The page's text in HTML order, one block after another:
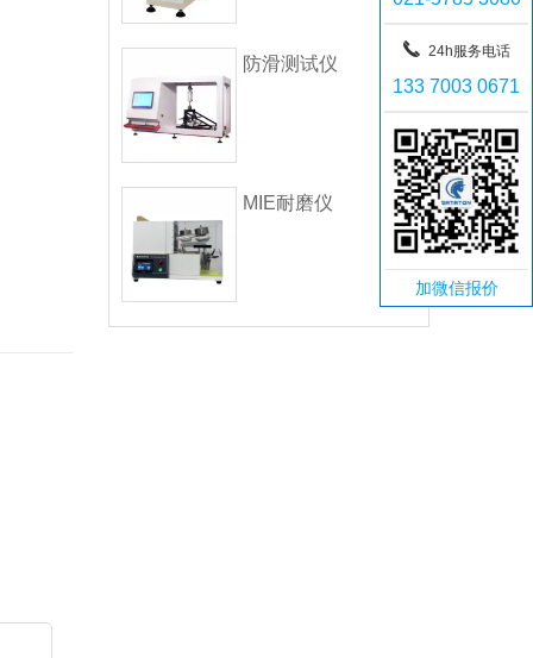
防滑测试仪
MIE耐磨仪
24h服务电话
133 7003 0671
加微信报价